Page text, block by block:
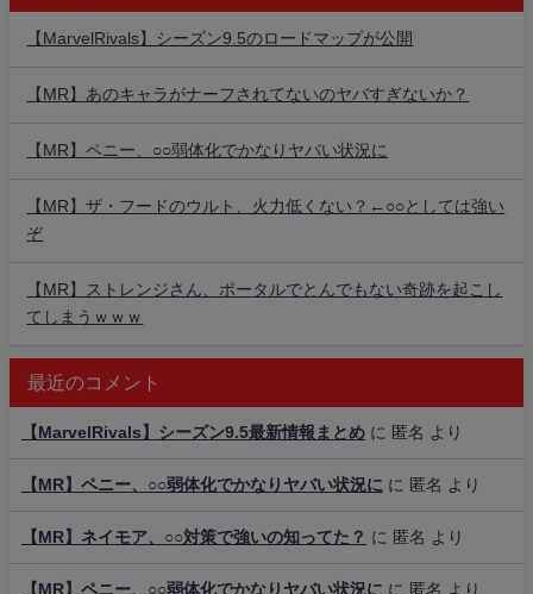
【MarvelRivals】シーズン9.5のロードマップが公開
【MR】あのキャラがナーフされてないのヤバすぎないか？
【MR】ペニー、○○弱体化でかなりヤバい状況に
【MR】ザ・フードのウルト、火力低くない？←○○としては強い
ぞ
【MR】ストレンジさん、ポータルでとんでもない奇跡を起こし
てしまうｗｗｗ
最近のコメント
【MarvelRivals】シーズン9.5最新情報まとめ に 匿名 より
【MR】ペニー、○○弱体化でかなりヤバい状況に に 匿名 より
【MR】ネイモア、○○対策で強いの知ってた？ に 匿名 より
【MR】ペニー、○○弱体化でかなりヤバい状況に に 匿名 より